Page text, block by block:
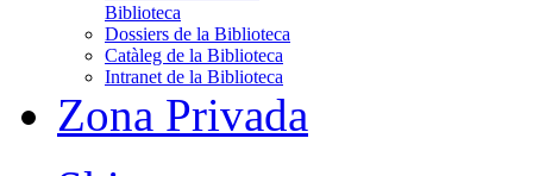
Biblioteca
Dossiers de la Biblioteca
Catàleg de la Biblioteca
Intranet de la Biblioteca
Zona Privada